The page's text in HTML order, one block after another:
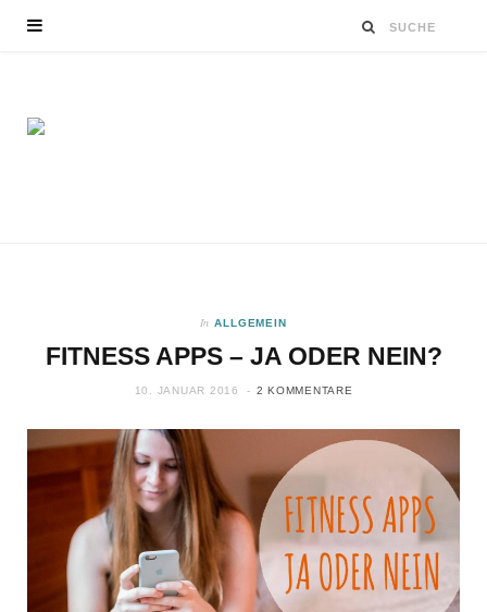
In ALLGEMEIN
FITNESS APPS – JA ODER NEIN?
10. JANUAR 2016 2 KOMMENTARE